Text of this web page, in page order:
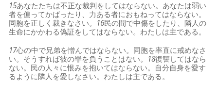
15あなたたちは不正な裁判をしてはならない。あなたは弱い
者を偏ってかばったり、力ある者におもねってはならない。
同胞を正しく裁きなさい。 16民の間で中傷をしたり、隣人の
生命にかかわる偽証をしてはならない。わたしは主である。
17心の中で兄弟を憎んではならない。同胞を率直に戒めなさ
い。そうすれば彼の罪を負うことはない。 18復讐してはなら
ない。民の人々に恨みを抱いてはならない。自分自身を愛す
るように隣人を愛しなさい。わたしは主である。